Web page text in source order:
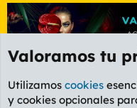
Etiquetas
Valoramos tu
Utilizamos cookies
y cookies opcionales